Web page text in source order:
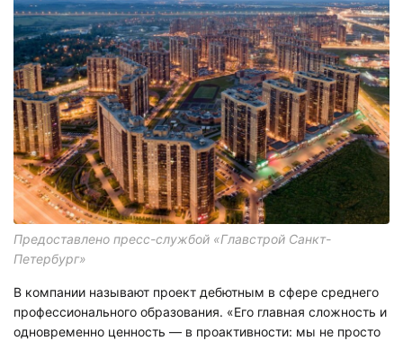
Предоставлено пресс-службой «Главстрой Санкт-
Петербург»
В компании называют проект дебютным в сфере среднего
профессионального образования. «Его главная сложность и
одновременно ценность — в проактивности: мы не просто